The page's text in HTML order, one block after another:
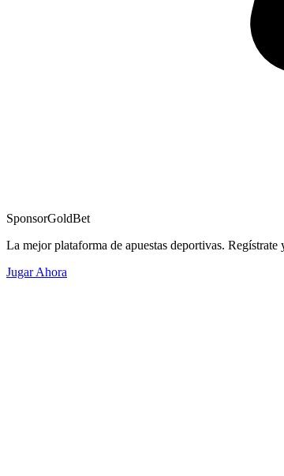
SponsorGoldBet
La mejor plataforma de apuestas deportivas.
Jugar Ahora